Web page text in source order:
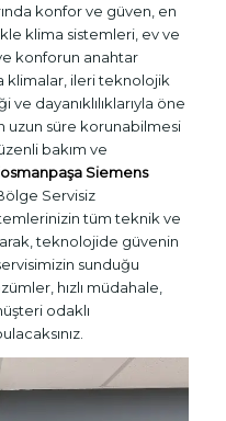
konfor ve güven, en
klima sistemleri, ev ve
konforun anahtar
klimalar, ileri teknolojik
dayanıklılıklarıyla öne
uzun süre korunabilmesi
bakım ve
Siemens
Servisiz
tüm teknik ve
teknolojide güvenin
sunduğu
hızlı müdahale,
odaklı